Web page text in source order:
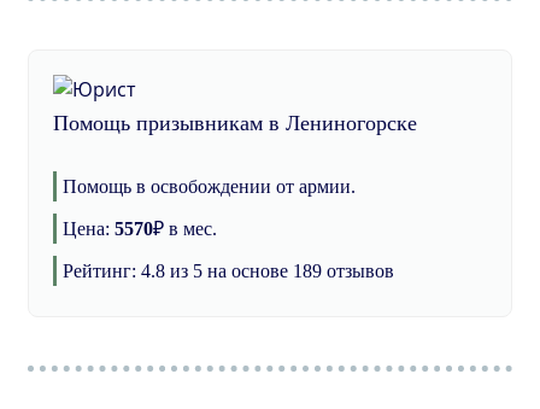
Помощь призывникам в Лениногорске
Помощь в освобождении от армии.
Цена: 5570₽ в мес.
Рейтинг: 4.8 из 5 на основе 189 отзывов